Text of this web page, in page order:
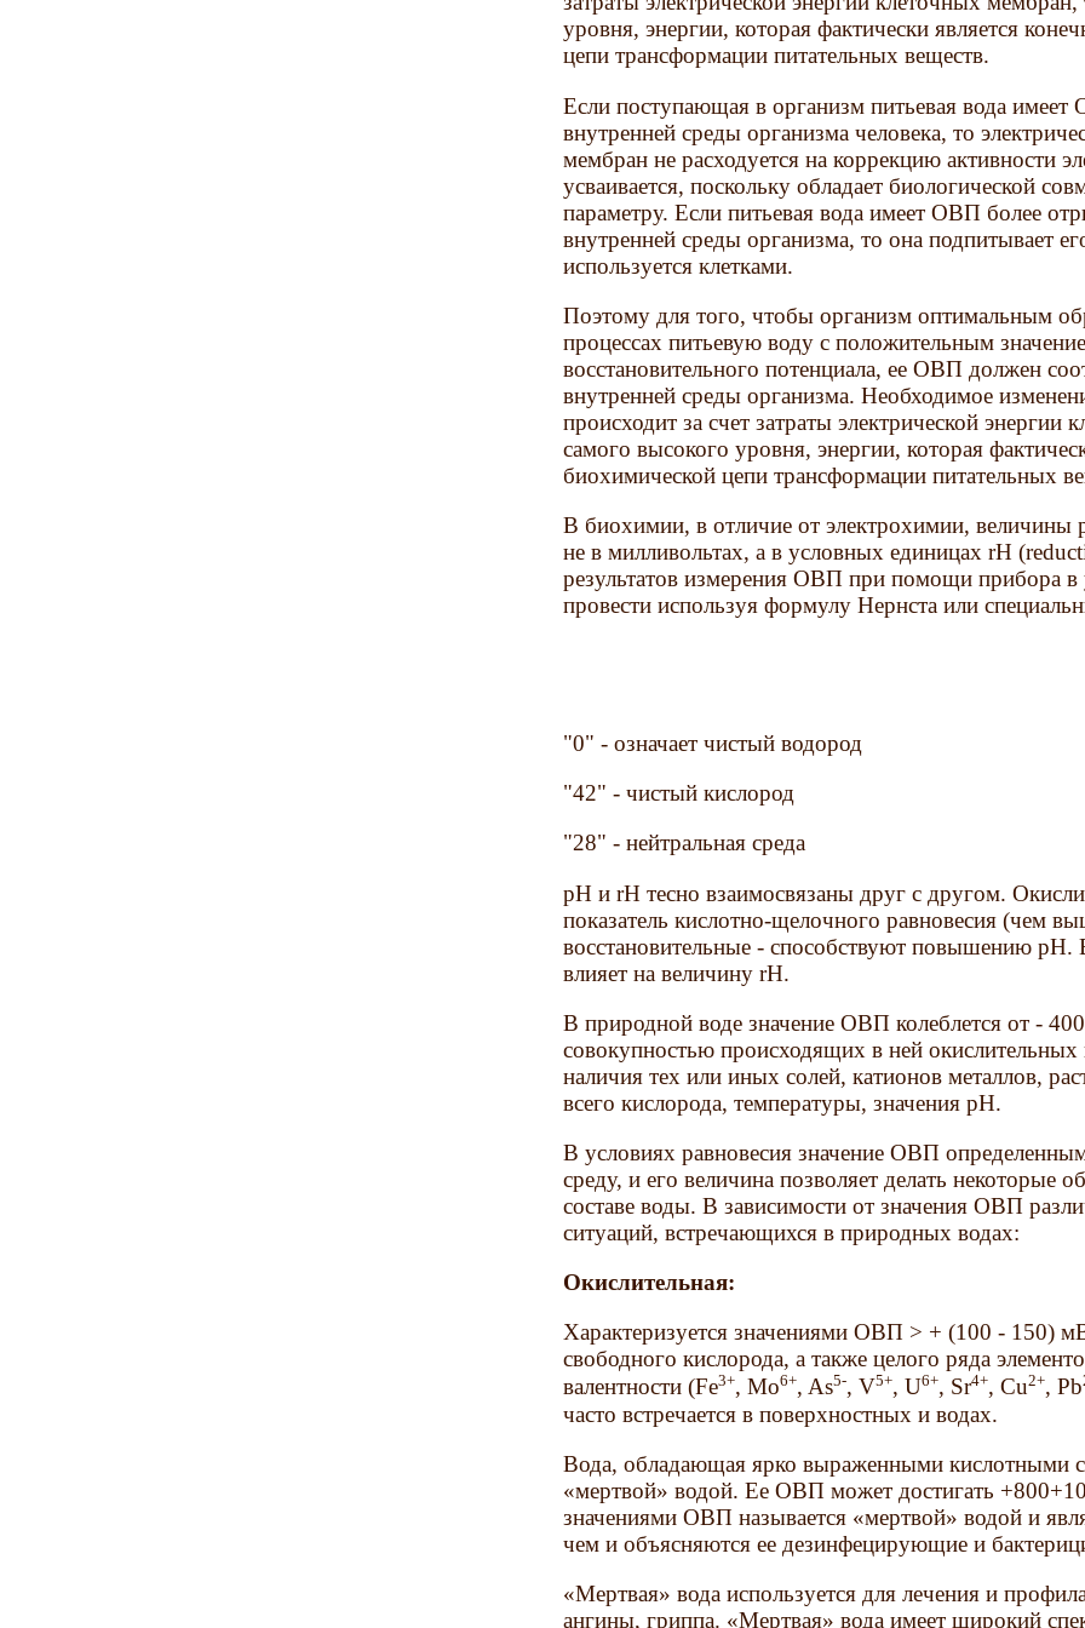
уровня, энергии, которая фактически является
цепи трансформации питательных веществ.
Если поступающая в организм питьевая вода
внутренней среды организма человека, то
мембран не расходуется на коррекцию активности
усваивается, поскольку обладает биологической
параметру. Если питьевая вода имеет ОВП более
внутренней среды организма, то она подпитывает
используется клетками.
Поэтому для того, чтобы организм оптимальным
процессах питьевую воду с положительным
восстановительного потенциала, ее ОВП должен
внутренней среды организма. Необходимое
происходит за счет затраты электрической энергии
самого высокого уровня, энергии, которая
биохимической цепи трансформации питательных
В биохимии, в отличие от электрохимии, величины
не в милливольтах, а в условных единицах rH
результатов измерения ОВП при помощи прибора
провести используя формулу Нернста или
"0" - означает чистый водород
"42" - чистый кислород
"28" - нейтральная среда
pH и rH тесно взаимосвязаны друг с другом.
показатель кислотно-щелочного равновесия (чем
восстановительные - способствуют повышению pH.
влияет на величину rH.
В природной воде значение ОВП колеблется от -
совокупностью происходящих в ней окислительных
наличия тех или иных солей, катионов металлов,
всего кислорода, температуры, значения рН.
В условиях равновесия значение ОВП
среду, и его величина позволяет делать
составе воды. В зависимости от значения ОВП
ситуаций, встречающихся в природных водах:
Окислительная:
Характеризуется значениями ОВП > + (100 - 150)
свободного кислорода, а также целого ряда
валентности (Fe3+, Mo6+, As5-, V5+, U6+, Sr4+, Cu2+, Pb
часто встречается в поверхностных и водах.
Вода, обладающая ярко выраженными кислотными
«мертвой» водой. Ее ОВП может достигать
значениями ОВП называется «мертвой» водой и
чем и объясняются ее дезинфецирующие и
«Мертвая» вода используется для лечения и
ангины, гриппа. «Мертвая» вода имеет широкий